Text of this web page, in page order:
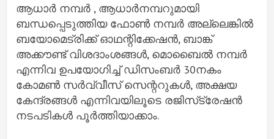
ആധാര്‍ നമ്പർ , ആധാര്‍നമ്പറുമായി
ബന്ധപ്പെടുത്തിയ ഫോണ്‍ നമ്പർ അല്ലെങ്കില്‍
ബയോമെട്രിക്ക് ഓഥന്റിക്കേഷന്‍, ബാങ്ക്
അക്കൗണ്ട് വിശദാംശങ്ങള്‍, മൊബൈല്‍ നമ്പർ
എന്നിവ ഉപയോഗിച്ച്‌ ഡിസംബര്‍ 30നകം
കോമണ്‍ സര്‍വ്വീസ് സെന്ററുകള്‍, അക്ഷയ
കേന്ദ്രങ്ങള്‍ എന്നിവയിലൂടെ രജിസ്‌ട്രേഷന്‍
നടപടികള്‍ പൂര്‍ത്തിയാക്കാം.